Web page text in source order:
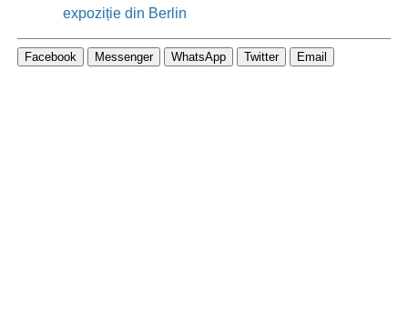
expoziție din Berlin
Facebook Messenger WhatsApp Twitter Email